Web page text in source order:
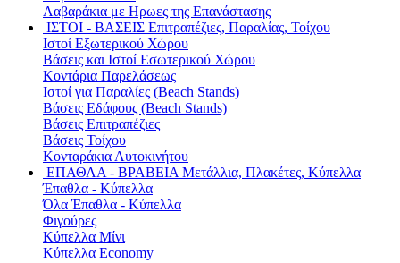
Λαβαράκια με Ηρωες της Επανάστασης
ΙΣΤΟΙ - ΒΑΣΕΙΣ Επιτραπέζιες, Παραλίας, Τοίχου
Ιστοί Εξωτερικού Χώρου
Βάσεις και Ιστοί Εσωτερικού Χώρου
Κοντάρια Παρελάσεως
Ιστοί για Παραλίες (Beach Stands)
Βάσεις Εδάφους (Beach Stands)
Βάσεις Επιτραπέζιες
Βάσεις Τοίχου
Κονταράκια Αυτοκινήτου
ΕΠΑΘΛΑ - ΒΡΑΒΕΙΑ Μετάλλια, Πλακέτες, Κύπελλα
Έπαθλα - Κύπελλα
Όλα Έπαθλα - Κύπελλα
Φιγούρες
Κύπελλα Μίνι
Κύπελλα Economy